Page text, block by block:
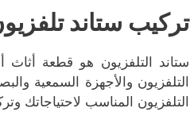
تركيب ستاند
ستاند التلفزيون هو قطعة
التلفزيون والأجهزة السمعية
التلفزيون المناسب لاحتياجاتك